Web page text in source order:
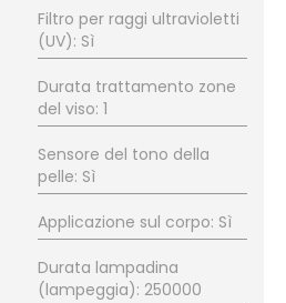
Filtro per raggi ultravioletti
(UV): Sì
Durata trattamento zone
del viso: 1
Sensore del tono della
pelle: Sì
Applicazione sul corpo: Sì
Durata lampadina
(lampeggia): 250000